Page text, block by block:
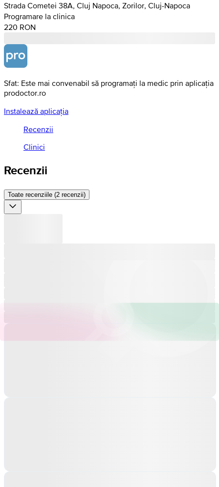
Strada Cometei 38A, Cluj Napoca, Zorilor, Cluj-Napoca
Programare la clinica
220 RON
Sfat: Este mai convenabil să programați la medic prin aplicația
prodoctor.ro
Instalează aplicația
Recenzii
Clinici
Recenzii
Toate recenziile (2 recenzii)